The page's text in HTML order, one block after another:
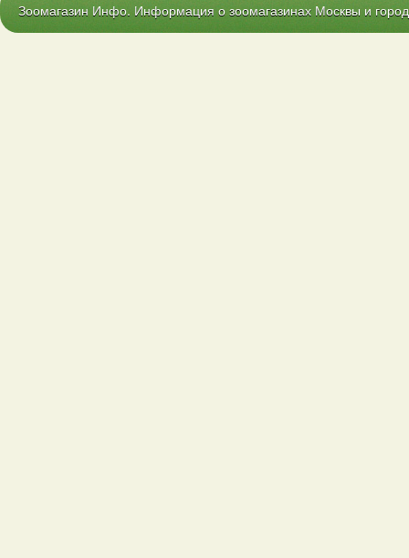
Зоомагазин Инфо. Информация о зоомагазинах Москвы и